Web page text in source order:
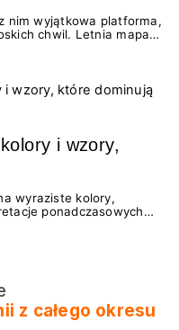
nim wyjątkowa platforma,
chwil. Letnia mapa
wyjazdów, przez
i kolekcjonowanie
coś absolutnie
oraz dawkę
i wzory,
wyraziste kolory,
ponadczasowych
wakacjami, jak
z całego okresu